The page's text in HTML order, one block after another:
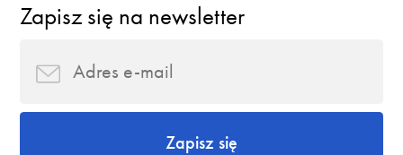
Zapisz się na newsletter
Zapisz się